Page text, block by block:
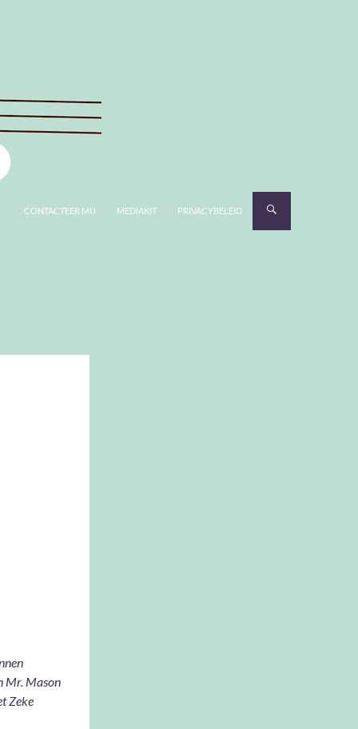
CONTACTEER MIJ MEDIAKIT PRIVACYBELEID
Mr. Mason
Zeke